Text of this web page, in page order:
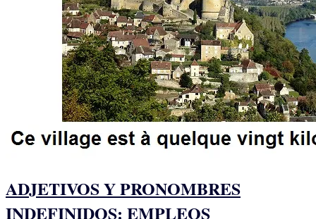
ADJETIVOS Y PRONOMBRES
INDEFINIDOS: EMPLEOS